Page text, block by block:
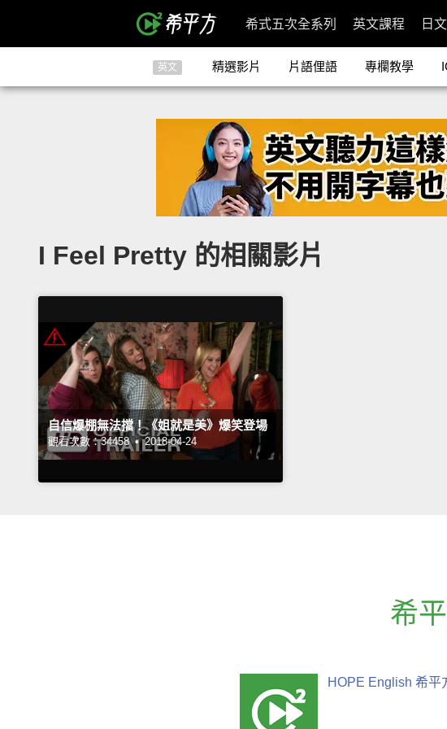
希式五次全系列 英文課程 日
英文 精選影片 片語俚語 專欄教學
I Feel Pretty 的相關影片
自信爆棚無法擋！《姐就是美》爆笑登場
觀看次數：34458 • 2018-04-24
希
HOPE English 希平